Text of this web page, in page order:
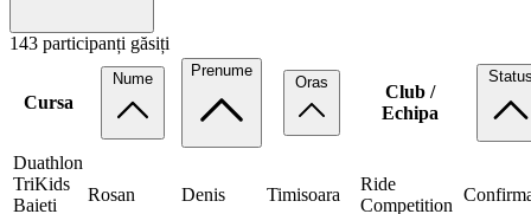
143 participanți găsiți
Cursa
Nume Prenume
Oras
Club /
Echipa
Duathlon
TriKids
Baieti
Rosan Denis Timisoara
Ride
Competition